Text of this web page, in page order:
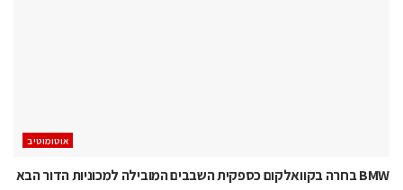
אוטומוטיב
BMW בחרה בקוואלקום כספקית השבבים המובילה למכוניות הדור הבא